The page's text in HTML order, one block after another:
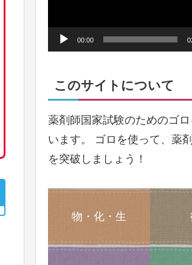
00:00
このサイトについて
薬剤師国家試験のためのゴ
います。 ゴロを使って、薬
を突破しましょう！
物・化・生